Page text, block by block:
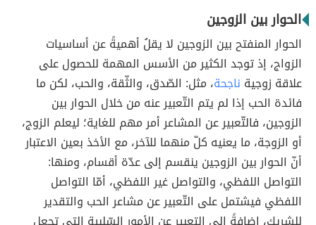
الحوار بين الزوجين
الحوار المنفتح بين الزوجين لا يقلُ أهميةً عن أساسيات
الزواج، إذ توجد الكثير من الأسس المهمة للحصول على
علاقة زوجية ناجحة، مثل: الصّدق، والثّقة، والحب، لكن ما
فائدة الحب إذا لم يتم التّعبير عنه من خلال الحوار بين
الزوجين، فالتّعبير عن المشاعر أمر مهم للغاية؛ ليعلم الزوج،
أو الزوجة، ما يعنيه كلّ منهما للآخر، مع الأخذ بعين الاعتبار
أنّ الحوار بين الزوجين ينقسم إلى عدّة أقسام، ومنها:
التواصل اللفظي، والتواصل غير اللفظي، أمّا التواصل
اللفظي فيشتمل على التّعبير عن مشاعر الحب والتقدير